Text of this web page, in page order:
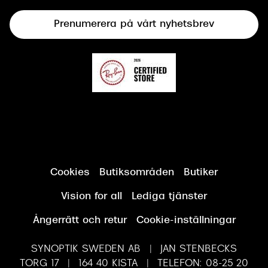
Prenumerera på vårt nyhetsbrev
Cookies Butiksområden Butiker
Vision for all Lediga tjänster
Ångerrätt och retur Cookie-inställningar
SYNOPTIK SWEDEN AB | JAN STENBECKS
TORG 17 | 164 40 KISTA | TELEFON: 08-25 20